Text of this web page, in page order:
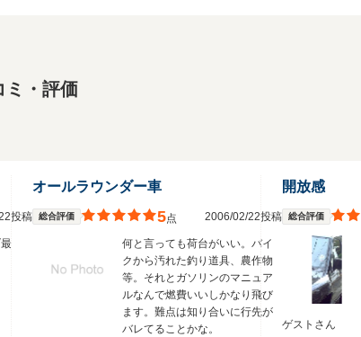
ミ・評価
投稿
オールラウンダー車
総合評価 5点 2006/02/22投稿
何と言っても荷台がいい。バイ
クから汚れた釣り道具、農作物
等。それとガソリンのマニュア
ルなんで燃費いいしかなり飛び
ます。難点は知り合いに行先が
バレてることかな。
開放感
総合評価
ゲストさん